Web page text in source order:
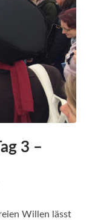
3 –
Willen lässt